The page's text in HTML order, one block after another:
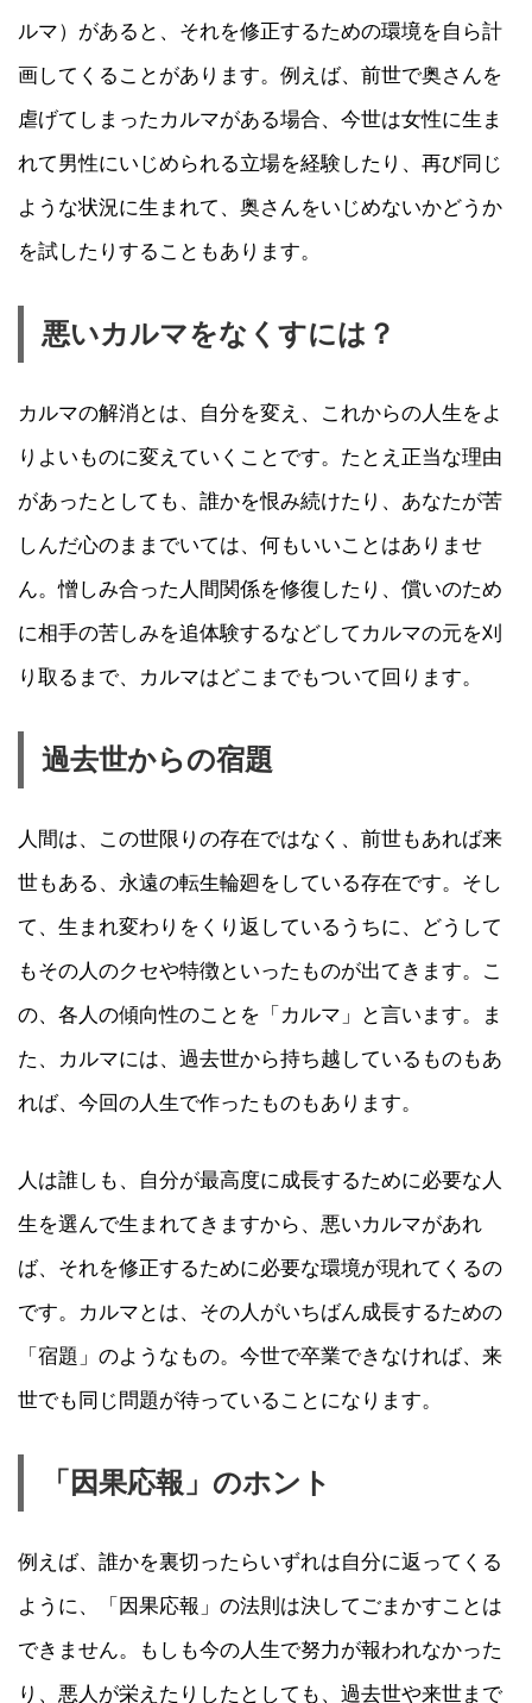
ルマ）があると、それを修正するための環境を自ら計
画してくることがあります。例えば、前世で奥さんを
虐げてしまったカルマがある場合、今世は女性に生ま
れて男性にいじめられる立場を経験したり、再び同じ
ような状況に生まれて、奥さんをいじめないかどうか
を試したりすることもあります。
悪いカルマをなくすには？
カルマの解消とは、自分を変え、これからの人生をよ
りよいものに変えていくことです。たとえ正当な理由
があったとしても、誰かを恨み続けたり、あなたが苦
しんだ心のままでいては、何もいいことはありませ
ん。憎しみ合った人間関係を修復したり、償いのため
に相手の苦しみを追体験するなどしてカルマの元を刈
り取るまで、カルマはどこまでもついて回ります。
過去世からの宿題
人間は、この世限りの存在ではなく、前世もあれば来
世もある、永遠の転生輪廻をしている存在です。そし
て、生まれ変わりをくり返しているうちに、どうして
もその人のクセや特徴といったものが出てきます。こ
の、各人の傾向性のことを「カルマ」と言います。ま
た、カルマには、過去世から持ち越しているものもあ
れば、今回の人生で作ったものもあります。
人は誰しも、自分が最高度に成長するために必要な人
生を選んで生まれてきますから、悪いカルマがあれ
ば、それを修正するために必要な環境が現れてくるの
です。カルマとは、その人がいちばん成長するための
「宿題」のようなもの。今世で卒業できなければ、来
世でも同じ問題が待っていることになります。
「因果応報」のホント
例えば、誰かを裏切ったらいずれは自分に返ってくる
ように、「因果応報」の法則は決してごまかすことは
できません。もしも今の人生で努力が報われなかった
り、悪人が栄えたりしたとしても、過去世や来世まで